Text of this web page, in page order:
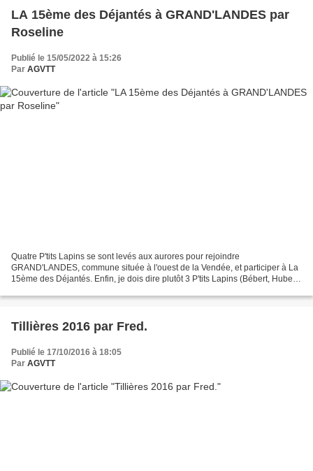
LA 15ème des Déjantés à GRAND'LANDES par
Roseline
Publié le 15/05/2022 à 15:26
Par AGVTT
Quatre P'tits Lapins se sont levés aux aurores pour rejoindre
GRAND'LANDES, commune située à l'ouest de la Vendée, et participer à La
15ème des Déjantés. Enfin, je dois dire plutôt 3 P'tits Lapins (Bébert, Hubert
Tillières 2016 par Fred.
Publié le 17/10/2016 à 18:05
Par AGVTT